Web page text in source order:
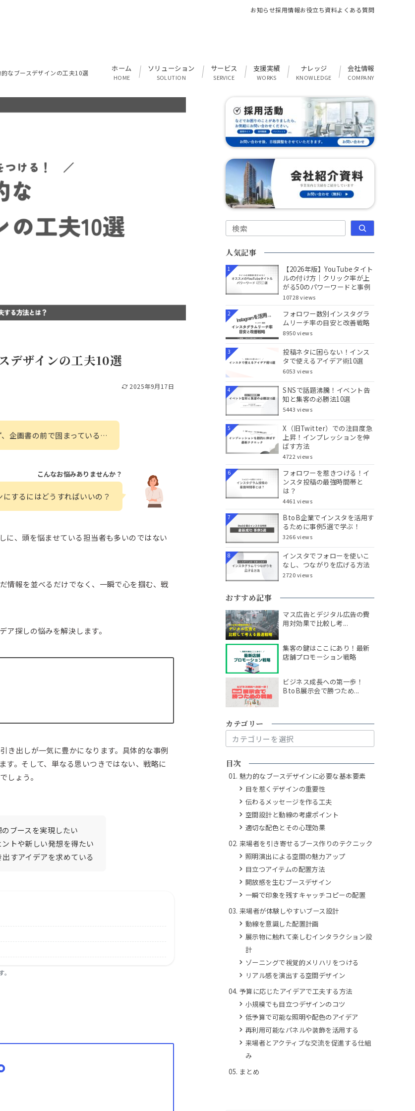
お知らせ採用情報お役立ち資料よくある質問
ホーム
HOME
ソリューション
SOLUTION
サービス
SERVICE
支援実績
WORKS
ナレッジ
KNOWLEDGE
会社情報
COMPANY
なブースデザインの工夫10選
デザインの工夫10選
2025年9月17日
企画書の前で固まっている…
こんなお悩みありませんか？
するにはどうすればいいの？
に、頭を悩ませている担当者も多いのではない
情報を並べるだけでなく、一瞬で心を掴む、戦
探しの悩みを解決します。
き出しが一気に豊かになります。具体的な事例
す。そして、単なる思いつきではない、戦略に
しょう。
ブースを実現したい
トや新しい発想を得たい
すアイデアを求めている
検索
人気記事
1
【2026年版】YouTubeタイト
ルの付け方｜クリック率が上
がる50のパワーワードと事例
10728 views
2
フォロワー数別インスタグラ
ムリーチ率の目安と改善戦略
8950 views
3
投稿ネタに困らない！インス
タで使えるアイデア術10選
6053 views
4
SNSで話題沸騰！イベント告
知と集客の必勝法10選
5443 views
5
X（旧Twitter）での注目度急
上昇！インプレッションを伸
ばす方法
4722 views
6
フォロワーを惹きつける！イ
ンスタ投稿の最強時間帯と
は？
4461 views
7
BtoB企業でインスタを活用す
るために事例5選で学ぶ！
3266 views
8
インスタでフォローを使いこ
なし、つながりを広げる方法
2720 views
おすすめ記事
マス広告とデジタル広告の費
用対効果で比較し考...
集客の鍵はここにあり！最新
店舗プロモーション戦略
ビジネス成長への第一歩！
BtoB展示会で勝つため...
カテゴリー
テ
ゴ
リ
目次
魅力的なブースデザインに必要な基本要素
目を惹くデザインの重要性
伝わるメッセージを作る工夫
空間設計と動線の考慮ポイント
適切な配色とその心理効果
来場者を引き寄せるブース作りのテクニック
照明演出による空間の魅力アップ
目立つアイテムの配置方法
開放感を生むブースデザイン
一瞬で印象を残すキャッチコピーの配置
来場者が体験しやすいブース設計
動線を意識した配置計画
展示物に触れて楽しむインタラクション設
計
ゾーニングで視覚的メリハリをつける
リアル感を演出する空間デザイン
予算に応じたアイデアで工夫する方法
小規模でも目立つデザインのコツ
低予算で可能な照明や配色のアイデア
再利用可能なパネルや装飾を活用する
来場者とアクティブな交流を促進する仕組
み
まとめ